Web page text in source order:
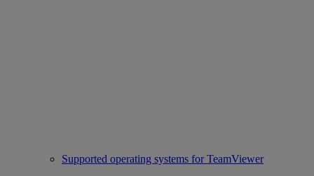
Supported operating systems for TeamViewer